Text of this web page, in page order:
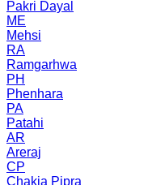
Pakri Dayal
ME
Mehsi
RA
Ramgarhwa
PH
Phenhara
PA
Patahi
AR
Areraj
CP
Chakia Pipra